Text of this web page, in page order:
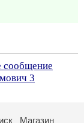
сообщение
3
Магазин